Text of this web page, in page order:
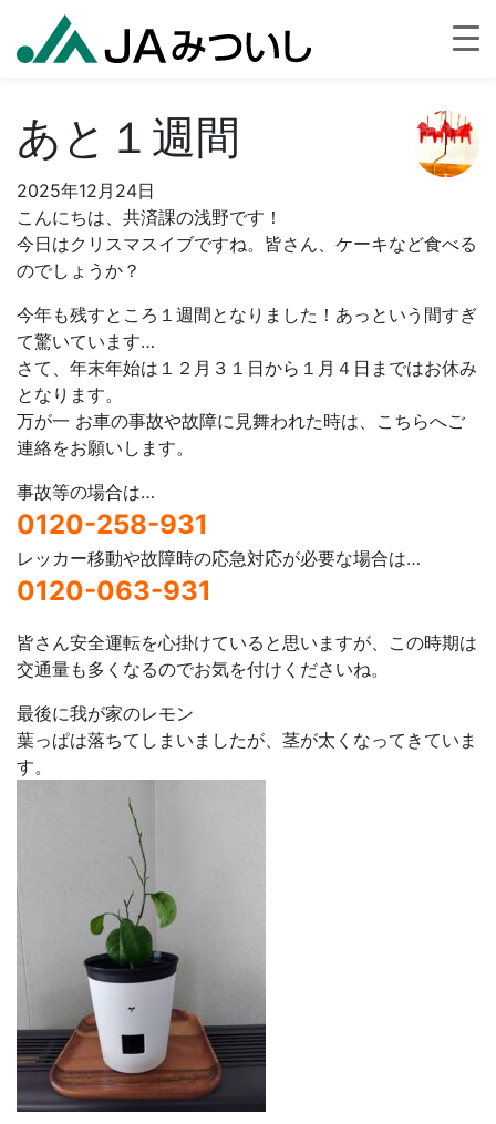
あと１週間
2025年12月24日
こんにちは、共済課の浅野です！
今日はクリスマスイブですね。皆さん、ケーキなど食べる
のでしょうか？
今年も残すところ１週間となりました！あっという間すぎ
て驚いています…
さて、年末年始は１２月３１日から１月４日まではお休み
となります。
万が一 お車の事故や故障に見舞われた時は、こちらへご
連絡をお願いします。
事故等の場合は…
0120-258-931
レッカー移動や故障時の応急対応が必要な場合は…
0120-063-931
皆さん安全運転を心掛けていると思いますが、この時期は
交通量も多くなるのでお気を付けくださいね。
最後に我が家のレモン
葉っぱは落ちてしまいましたが、茎が太くなってきていま
す。